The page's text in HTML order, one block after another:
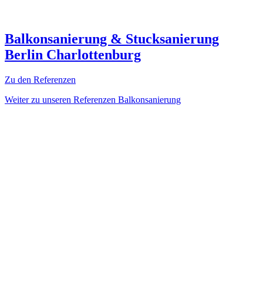
Balkonsanierung & Stucksanierung
Berlin Charlottenburg
Zu den Referenzen
Weiter zu unseren Referenzen Balkonsanierung